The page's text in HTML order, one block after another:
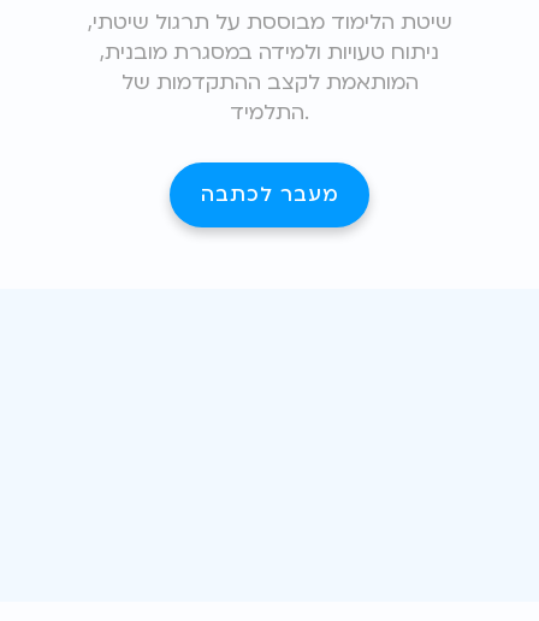
שיטת הלימוד מבוססת על תרגול שיטתי,
ניתוח טעויות ולמידה במסגרת מובנית,
המותאמת לקצב ההתקדמות של
התלמיד.
מעבר לכתבה